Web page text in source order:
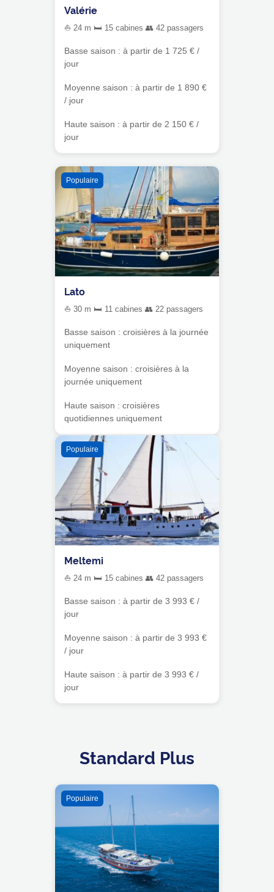
Valérie
⛵ 24 m 🛏 15 cabines 👥 42 passagers
Basse saison : à partir de 1 725 € /
jour
Moyenne saison : à partir de 1 890 €
/ jour
Haute saison : à partir de 2 150 € /
jour
Populaire
Lato
⛵ 30 m 🛏 11 cabines 👥 22 passagers
Basse saison : croisières à la journée
uniquement
Moyenne saison : croisières à la
journée uniquement
Haute saison : croisières
quotidiennes uniquement
Populaire
Meltemi
⛵ 24 m 🛏 15 cabines 👥 42 passagers
Basse saison : à partir de 3 993 € /
jour
Moyenne saison : à partir de 3 993 €
/ jour
Haute saison : à partir de 3 993 € /
jour
Standard Plus
Populaire